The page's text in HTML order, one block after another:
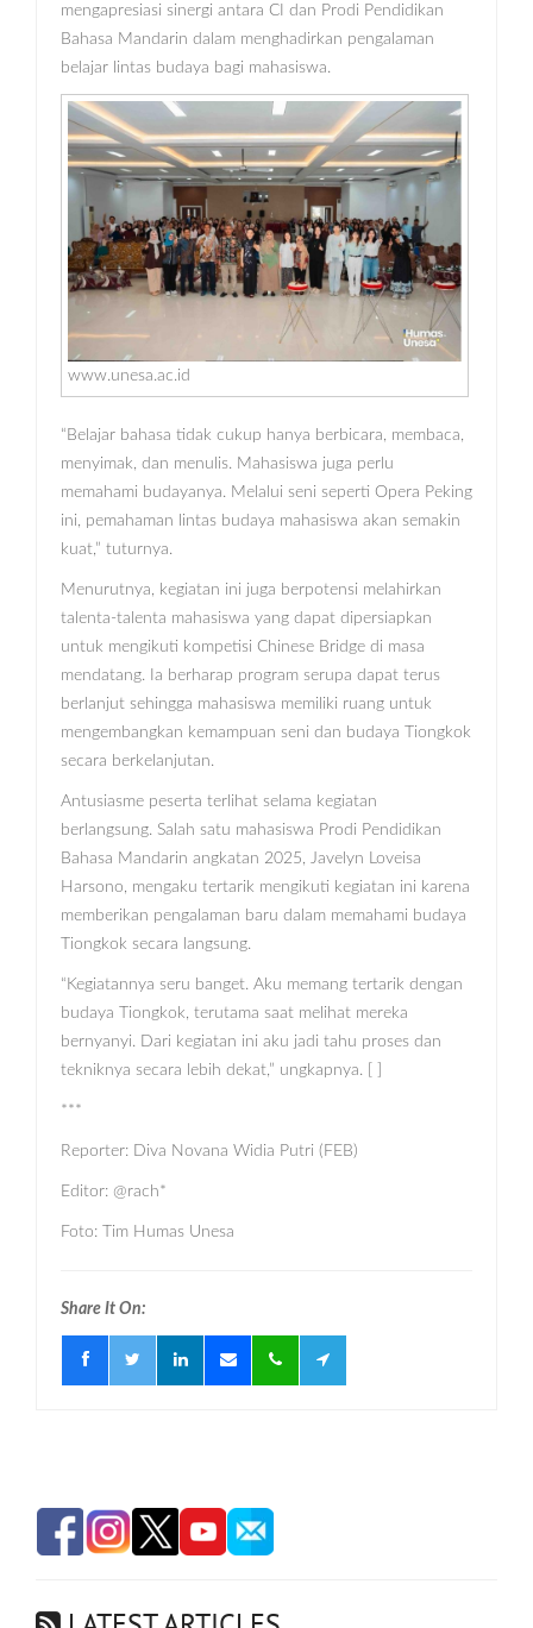
mengapresiasi sinergi antara CI dan Prodi Pendidikan
Bahasa Mandarin dalam menghadirkan pengalaman
belajar lintas budaya bagi mahasiswa.
www.unesa.ac.id
“Belajar bahasa tidak cukup hanya berbicara, membaca,
menyimak, dan menulis. Mahasiswa juga perlu
memahami budayanya. Melalui seni seperti Opera Peking
ini, pemahaman lintas budaya mahasiswa akan semakin
kuat,” tuturnya.
Menurutnya, kegiatan ini juga berpotensi melahirkan
talenta-talenta mahasiswa yang dapat dipersiapkan
untuk mengikuti kompetisi Chinese Bridge di masa
mendatang. Ia berharap program serupa dapat terus
berlanjut sehingga mahasiswa memiliki ruang untuk
mengembangkan kemampuan seni dan budaya Tiongkok
secara berkelanjutan.
Antusiasme peserta terlihat selama kegiatan
berlangsung. Salah satu mahasiswa Prodi Pendidikan
Bahasa Mandarin angkatan 2025, Javelyn Loveisa
Harsono, mengaku tertarik mengikuti kegiatan ini karena
memberikan pengalaman baru dalam memahami budaya
Tiongkok secara langsung.
“Kegiatannya seru banget. Aku memang tertarik dengan
budaya Tiongkok, terutama saat melihat mereka
bernyanyi. Dari kegiatan ini aku jadi tahu proses dan
tekniknya secara lebih dekat,” ungkapnya. [ ]
***
Reporter: Diva Novana Widia Putri (FEB)
Editor: @rach*
Foto: Tim Humas Unesa
Share It On: